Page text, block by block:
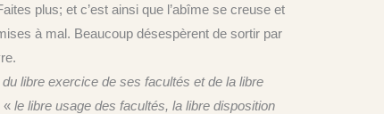
plus; et c’est ainsi que l’abîme se creuse et
à mal. Beaucoup désespèrent de sortir par
libre exercice de ses facultés et de la libre
«le libre usage des facultés, la libre disposition